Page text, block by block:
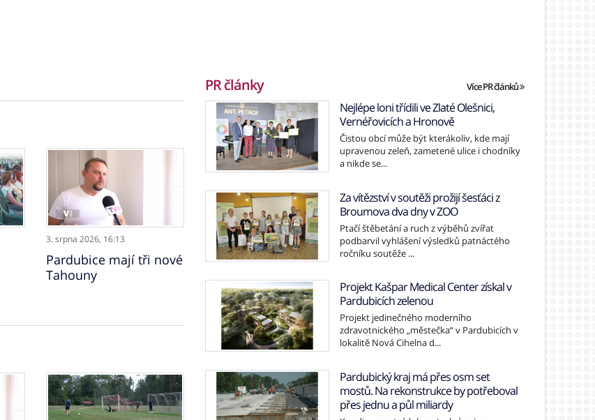
3. srpna 2026, 16:13
Pardubice mají tři nové
Tahouny
PR články Více PR článků
Nejlépe loni třídili ve Zlaté Olešnici,
Vernéřovicích a Hronově
Čistou obcí může být kterákoliv, kde mají
upravenou zeleň, zametené ulice i chodníky
a nikde se...
Za vítězství v soutěži prožijí šesťáci z
Broumova dva dny v ZOO
Ptačí štěbetání a ruch z výběhů zvířat
podbarvil vyhlášení výsledků patnáctého
ročníku soutěže ...
Projekt Kašpar Medical Center získal v
Pardubicích zelenou
Projekt jedinečného moderního
zdravotnického „městečka“ v Pardubicích v
lokalitě Nová Cihelna d...
Pardubický kraj má přes osm set
mostů. Na rekonstrukce by potřeboval
přes jednu a půl miliardy